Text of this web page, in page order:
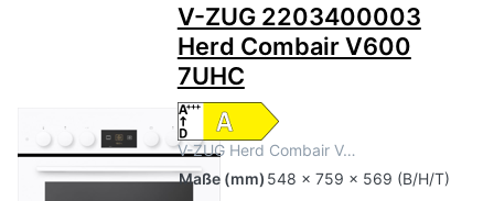
V-ZUG 2203400003
Herd Combair V600
7UHC
V-ZUG Herd Combair V…
Maße (mm) 548 x 759 x 569 (B/H/T)